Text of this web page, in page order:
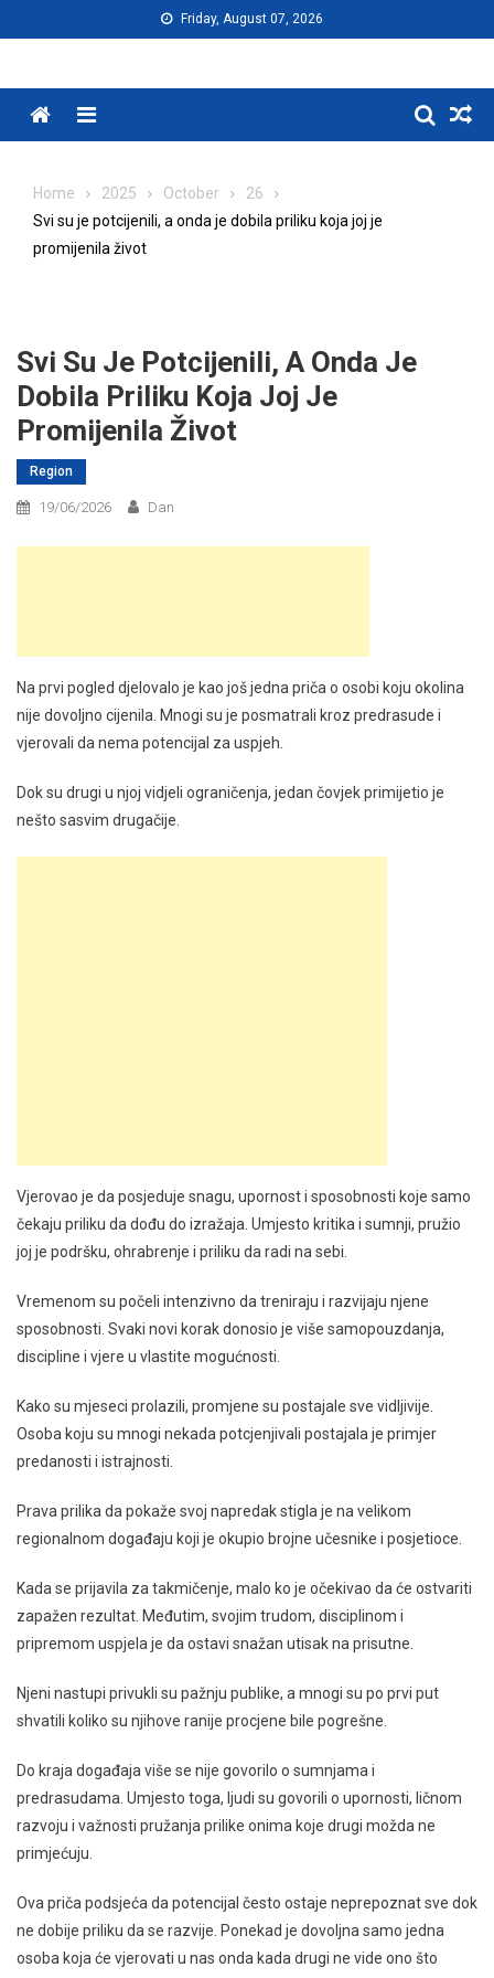
to
Friday, August 07, 2026
Menu
Home 2025 October
26
Svi su je potcijenili, a onda je dobila priliku koja joj je
promijenila život
Svi Su Je Potcijenili, A Onda Je
Dobila Priliku Koja Joj Je
Promijenila Život
Region
19/06/2026 Dan
Na prvi pogled djelovalo je kao još jedna priča o osobi koju okolina
nije dovoljno cijenila. Mnogi su je posmatrali kroz predrasude i
vjerovali da nema potencijal za uspjeh.
Dok su drugi u njoj vidjeli ograničenja, jedan čovjek primijetio je
nešto sasvim drugačije.
Vjerovao je da posjeduje snagu, upornost i sposobnosti koje samo
čekaju priliku da dođu do izražaja. Umjesto kritika i sumnji, pružio
joj je podršku, ohrabrenje i priliku da radi na sebi.
Vremenom su počeli intenzivno da treniraju i razvijaju njene
sposobnosti. Svaki novi korak donosio je više samopouzdanja,
discipline i vjere u vlastite mogućnosti.
Kako su mjeseci prolazili, promjene su postajale sve vidljivije.
Osoba koju su mnogi nekada potcjenjivali postajala je primjer
predanosti i istrajnosti.
Prava prilika da pokaže svoj napredak stigla je na velikom
regionalnom događaju koji je okupio brojne učesnike i posjetioce.
Kada se prijavila za takmičenje, malo ko je očekivao da će ostvariti
zapažen rezultat. Međutim, svojim trudom, disciplinom i
pripremom uspjela je da ostavi snažan utisak na prisutne.
Njeni nastupi privukli su pažnju publike, a mnogi su po prvi put
shvatili koliko su njihove ranije procjene bile pogrešne.
Do kraja događaja više se nije govorilo o sumnjama i
predrasudama. Umjesto toga, ljudi su govorili o upornosti, ličnom
razvoju i važnosti pružanja prilike onima koje drugi možda ne
primjećuju.
Ova priča podsjeća da potencijal često ostaje neprepoznat sve dok
ne dobije priliku da se razvije. Ponekad je dovoljna samo jedna
osoba koja će vjerovati u nas onda kada drugi ne vide ono što